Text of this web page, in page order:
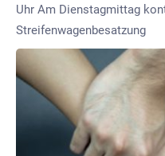
Uhr Am Dienstagmittag
Streifenwagenbesatzung